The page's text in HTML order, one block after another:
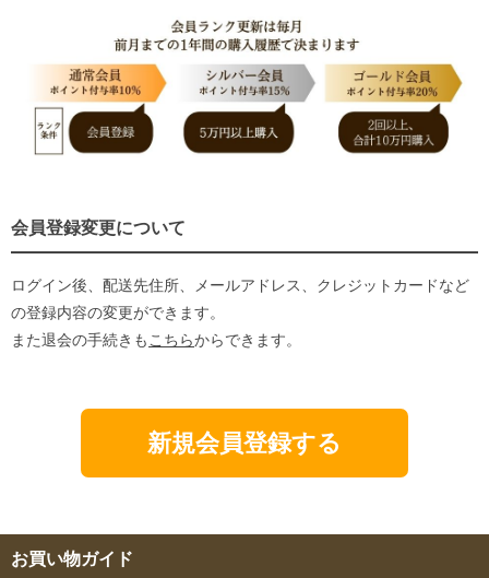
会員登録変更について
ログイン後、配送先住所、メールアドレス、クレジットカードなど
の登録内容の変更ができます。
また退会の手続きも こちらからできます。
新規会員登録する
お買い物ガイド